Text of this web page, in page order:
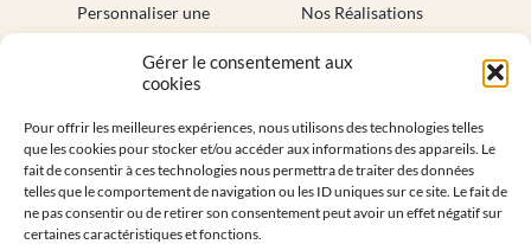
Gérer le consentement aux
cookies
Pour offrir les meilleures expériences, nous utilisons des technologies telles
que les cookies pour stocker et/ou accéder aux informations des appareils. Le
fait de consentir à ces technologies nous permettra de traiter des données
telles que le comportement de navigation ou les ID uniques sur ce site. Le fait de
ne pas consentir ou de retirer son consentement peut avoir un effet négatif sur
certaines caractéristiques et fonctions.
Personnaliser une
Cadeaux invités
Livraisons
Retours
Nos Réalisations
Créer un compte
Faq
INFORMATIONS DE CONTACT